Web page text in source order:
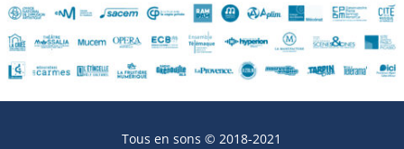
Tous en sons © 2018-2021